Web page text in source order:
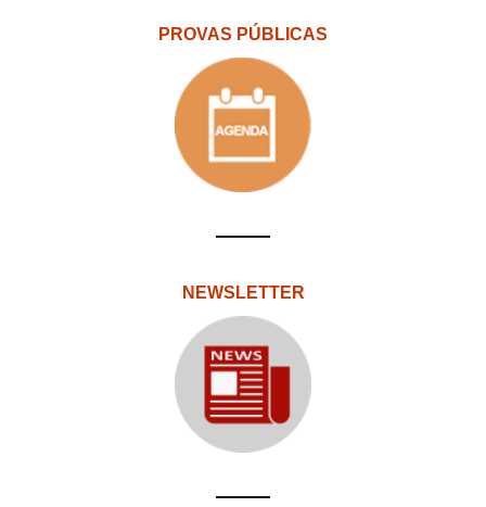
PROVAS PÚBLICAS
NEWSLETTER